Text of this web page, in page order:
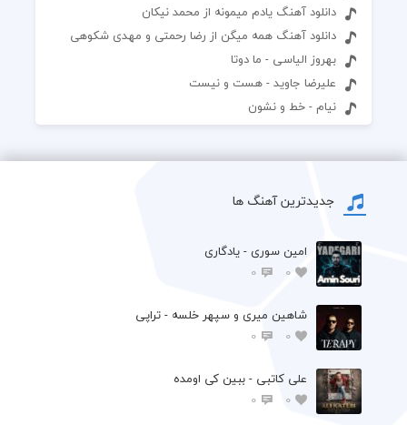
دانلود آهنگ یادم میمونه از محمد نیکان
دانلود آهنگ همه میگن از رضا رحمتی و مهدی شکوهی
بهروز الیاسی - ما دوتا
علیرضا جاوید - هست و نیست
نیام - خط و نشون
جدیدترین آهنگ ها
امین سوری - یادگاری
0
0
شاهین میری و سپهر خلسه - تراپی
0
0
علی کاتبی - ببین کی اومده
0
0